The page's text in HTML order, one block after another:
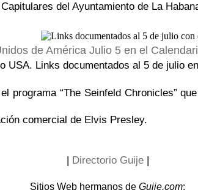
del Ayuntamiento de La
Julio 5 en el
USA. Links documentados al 5 de julio
programa “The Seinfeld Chronicles”
comercial de Elvis Presley.
| Directorio Guije|
Sitios Web hermanos de Guije.com: